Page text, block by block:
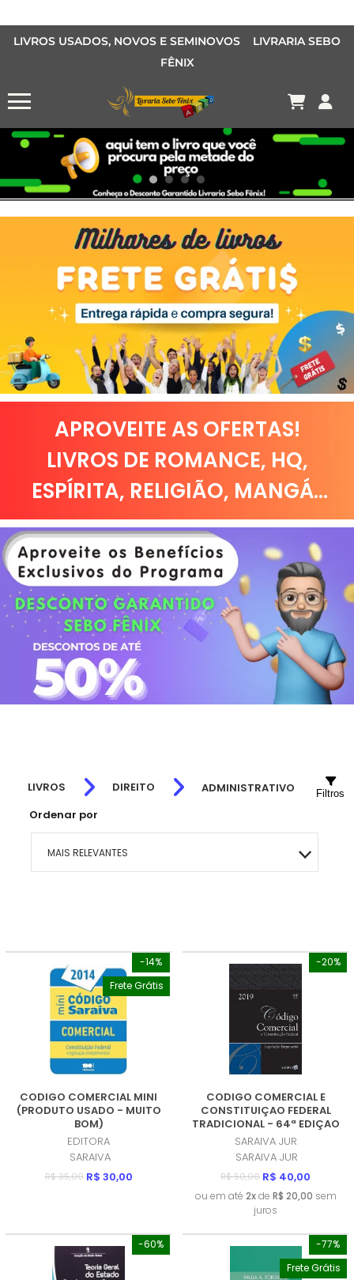
LIVROS USADOS, NOVOS E SEMINOVOS LIVRARIA SEBO
FÊNIX
Conheça o Desconto Garantido de livros Sebo Fênix!
OFERTA HISTORIAS EM QUADRINHOS
OFERTA MANGÁS
MANGÁS BARATOS
APROVEITE AS OFERTAS!
LIVROS DE ROMANCE, HQ,
ESPÍRITA, RELIGIÃO, MANGÁ...
LIVROS DIREITO
ADMINISTRATIVO
Ordenar por
MAIS RELEVANTES
MAIOR PREÇO
A - Z
Filtros
-14%
Frete Grátis
CODIGO COMERCIAL MINI
(PRODUTO USADO - MUITO
BOM)
EDITORA
SARAIVA
R$ 35,00 R$ 30,00
-20%
CODIGO COMERCIAL E
CONSTITUIÇAO FEDERAL
TRADICIONAL - 64ª EDIÇAO
DE 2019: LEGISLAÇAO
EMPRESARIAL (PRODUTO
NOVO)
SARAIVA JUR
SARAIVA JUR
R$ 50,00 R$ 40,00
ou em até 2xde R$ 20,00 sem
juros
-60%
-77%
Frete Grátis